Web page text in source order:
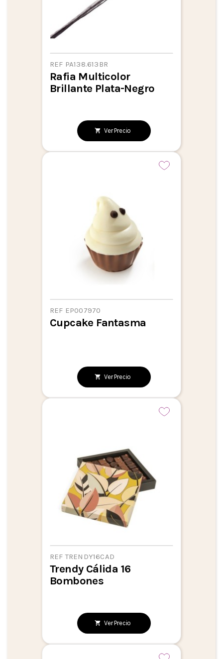
REF PA138.613BR
Rafia Multicolor
Brillante Plata-Negro
Ver Precio
REF EP007970
Cupcake Fantasma
Ver Precio
REF TRENDY16CAD
Trendy Cálida 16
Bombones
Ver Precio